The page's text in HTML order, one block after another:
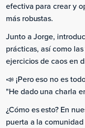
efectiva para crear y
más robustas.
Junto a Jorge,
prácticas, así como
ejercicios de caos en
📣 ¡Pero eso no es
"He dado una charla
¿Cómo es esto? En
puerta a la